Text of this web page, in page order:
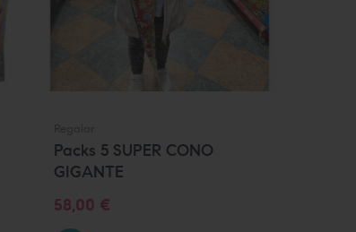
Packs 5 SUPER CONO
GIGANTE
Precio
58,00 €